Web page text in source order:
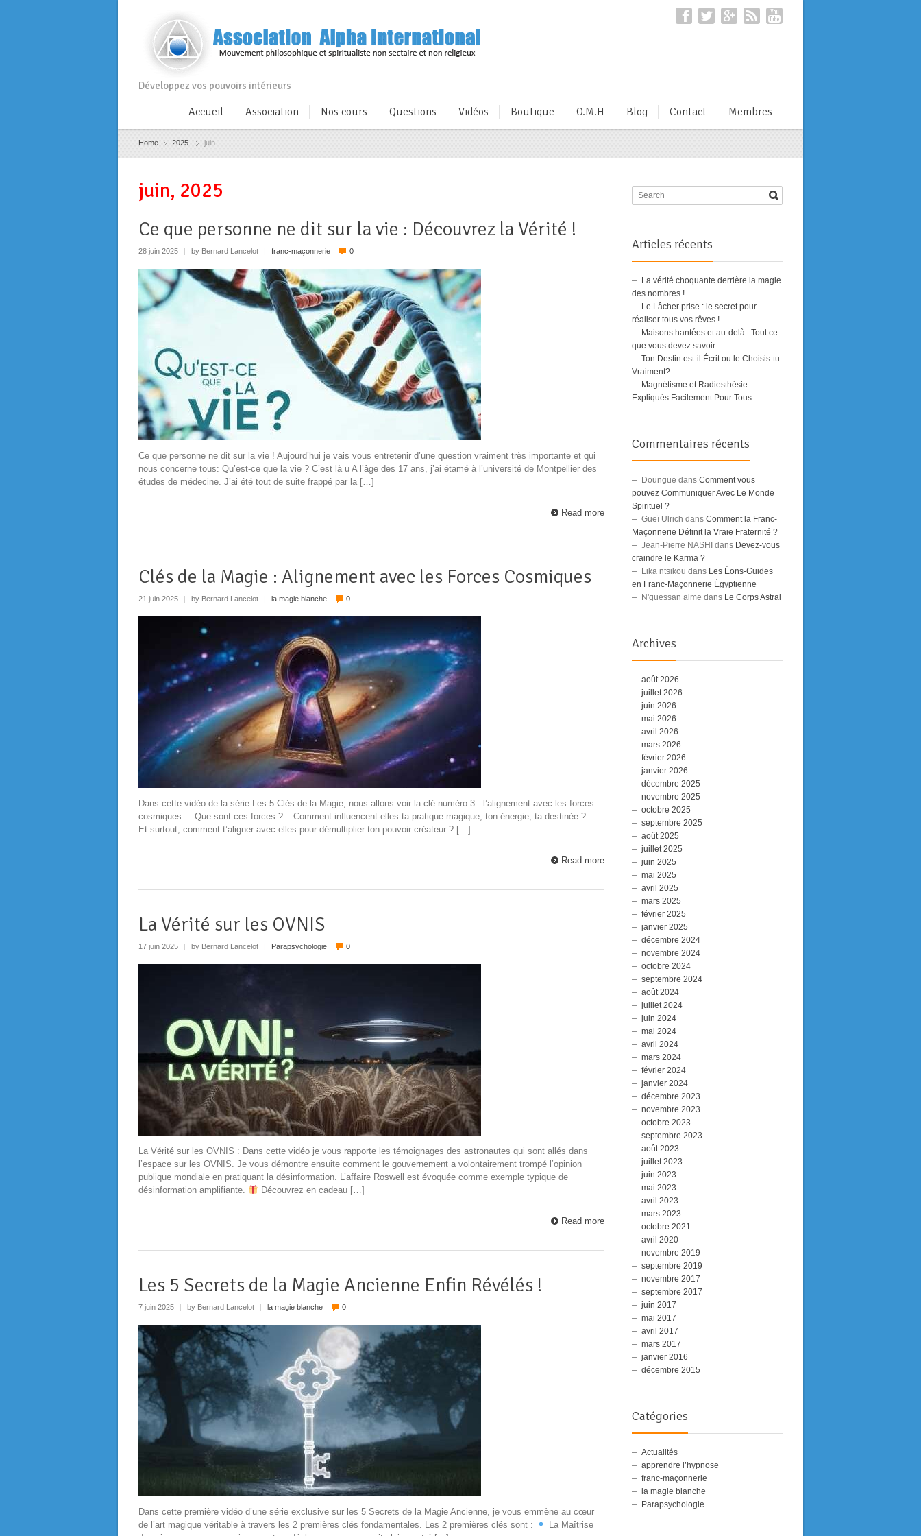
Développez vos pouvoirs intérieurs
Accueil Association Nos cours Questions Vidéos Boutique O.M.H Blog Contact Membres
Home 2025 juin
juin, 2025
Ce que personne ne dit sur la vie : Découvrez la Vérité !
28 juin 2025 | by Bernard Lancelot | franc-maçonnerie 0
Ce que personne ne dit sur la vie ! Aujourd’hui je vais vous entretenir d’une question vraiment très importante et qui
nous concerne tous: Qu’est-ce que la vie ? C’est là u A l’âge des 17 ans, j’ai étamé à l’université de Montpellier des
études de médecine. J’ai été tout de suite frappé par la […]
Read more
Clés de la Magie : Alignement avec les Forces Cosmiques
21 juin 2025 | by Bernard Lancelot | la magie blanche 0
Dans cette vidéo de la série Les 5 Clés de la Magie, nous allons voir la clé numéro 3 : l’alignement avec les forces
cosmiques. – Que sont ces forces ? – Comment influencent-elles ta pratique magique, ton énergie, ta destinée ? –
Et surtout, comment t’aligner avec elles pour démultiplier ton pouvoir créateur ? […]
Read more
La Vérité sur les OVNIS
17 juin 2025 | by Bernard Lancelot | Parapsychologie 0
La Vérité sur les OVNIS : Dans cette vidéo je vous rapporte les témoignages des astronautes qui sont allés dans
l’espace sur les OVNIS. Je vous démontre ensuite comment le gouvernement a volontairement trompé l’opinion
publique mondiale en pratiquant la désinformation. L’affaire Roswell est évoquée comme exemple typique de
désinformation amplifiante.
Découvrez en cadeau […]
Read more
Les 5 Secrets de la Magie Ancienne Enfin Révélés !
7 juin 2025 | by Bernard Lancelot | la magie blanche 0
Dans cette première vidéo d’une série exclusive sur les 5 Secrets de la Magie Ancienne, je vous emmène au cœur
de l’art magique véritable à travers les 2 premières clés fondamentales. Les 2 premières clés sont :
La Maîtrise
Articles récents
La vérité choquante derrière la magie
des nombres !
Le Lâcher prise : le secret pour
réaliser tous vos rêves !
Maisons hantées et au-delà : Tout ce
que vous devez savoir
Ton Destin est-il Écrit ou le Choisis-tu
Vraiment?
Magnétisme et Radiesthésie
Expliqués Facilement Pour Tous
Commentaires récents
Doungue dans Comment vous
pouvez Communiquer Avec Le Monde
Spirituel ?
Gueï Ulrich dans Comment la Franc-
Maçonnerie Définit la Vraie Fraternité ?
Jean-Pierre NASHI dans Devez-vous
craindre le Karma ?
Lika ntsikou dans Les Éons-Guides
en Franc-Maçonnerie Égyptienne
N'guessan aime dans Le Corps Astral
Archives
août 2026
juillet 2026
juin 2026
mai 2026
avril 2026
mars 2026
février 2026
janvier 2026
décembre 2025
novembre 2025
octobre 2025
septembre 2025
août 2025
juillet 2025
juin 2025
mai 2025
avril 2025
mars 2025
février 2025
janvier 2025
décembre 2024
novembre 2024
octobre 2024
septembre 2024
août 2024
juillet 2024
juin 2024
mai 2024
avril 2024
mars 2024
février 2024
janvier 2024
décembre 2023
novembre 2023
octobre 2023
septembre 2023
août 2023
juillet 2023
juin 2023
mai 2023
avril 2023
mars 2023
octobre 2021
avril 2020
novembre 2019
septembre 2019
novembre 2017
septembre 2017
juin 2017
mai 2017
avril 2017
mars 2017
janvier 2016
décembre 2015
Catégories
Actualités
apprendre l’hypnose
franc-maçonnerie
la magie blanche
Parapsychologie